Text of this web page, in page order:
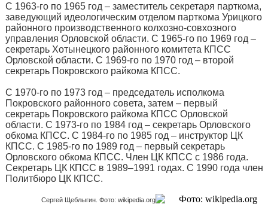
С 1963-го по 1965 год – заместитель секретаря парткома,
заведующий идеологическим отделом парткома Урицкого
районного производственного колхозно-совхозного
управления Орловской области. С 1965-го по 1969 год –
секретарь Хотынецкого районного комитета КПСС
Орловской области. С 1969-го по 1970 год – второй
секретарь Покровского райкома КПСС.
С 1970-го по 1973 год – председатель исполкома
Покровского районного совета, затем – первый
секретарь Покровского райкома КПСС Орловской
области. С 1973-го по 1984 год – секретарь Орловского
обкома КПСС. С 1984-го по 1985 год – инструктор ЦК
КПСС. C 1985-го по 1989 год – первый секретарь
Орловского обкома КПСС. Член ЦК КПСС с 1986 года.
Секретарь ЦК КПСС в 1989–1991 годах. С 1990 года член
Политбюро ЦК КПСС.
Сергей Щеблыгин. Фото: wikipedia.org